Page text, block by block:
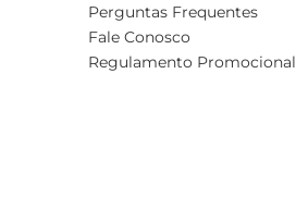
Perguntas Frequentes
Fale Conosco
Regulamento Promocional